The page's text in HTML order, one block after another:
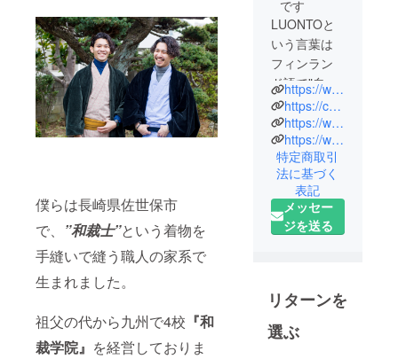
僕らは長崎県佐世保市
で、 ”和裁士”という着物を
手縫いで縫う職人の家系で
生まれました。
祖父の代から九州で4校 『和
裁学院』 を経営しておりま
です
LUONTOと
いう言葉は
フィンラン
ド語で"自
然"、"自然の
恵み"という
意味で、富
士の美しい
自然を中心
に、人々の
生きがいと
なるような
を展開して
https://www.luont.com
https://coubic.com/luont0716
https://www.instagram.com/luont_sauna_fuji/
https://www.youtube.com/watch?v=3DyJ1cRS_o8
特定商取引
法に基づく
表記
メッセー
ジを送る
リターンを
選ぶ